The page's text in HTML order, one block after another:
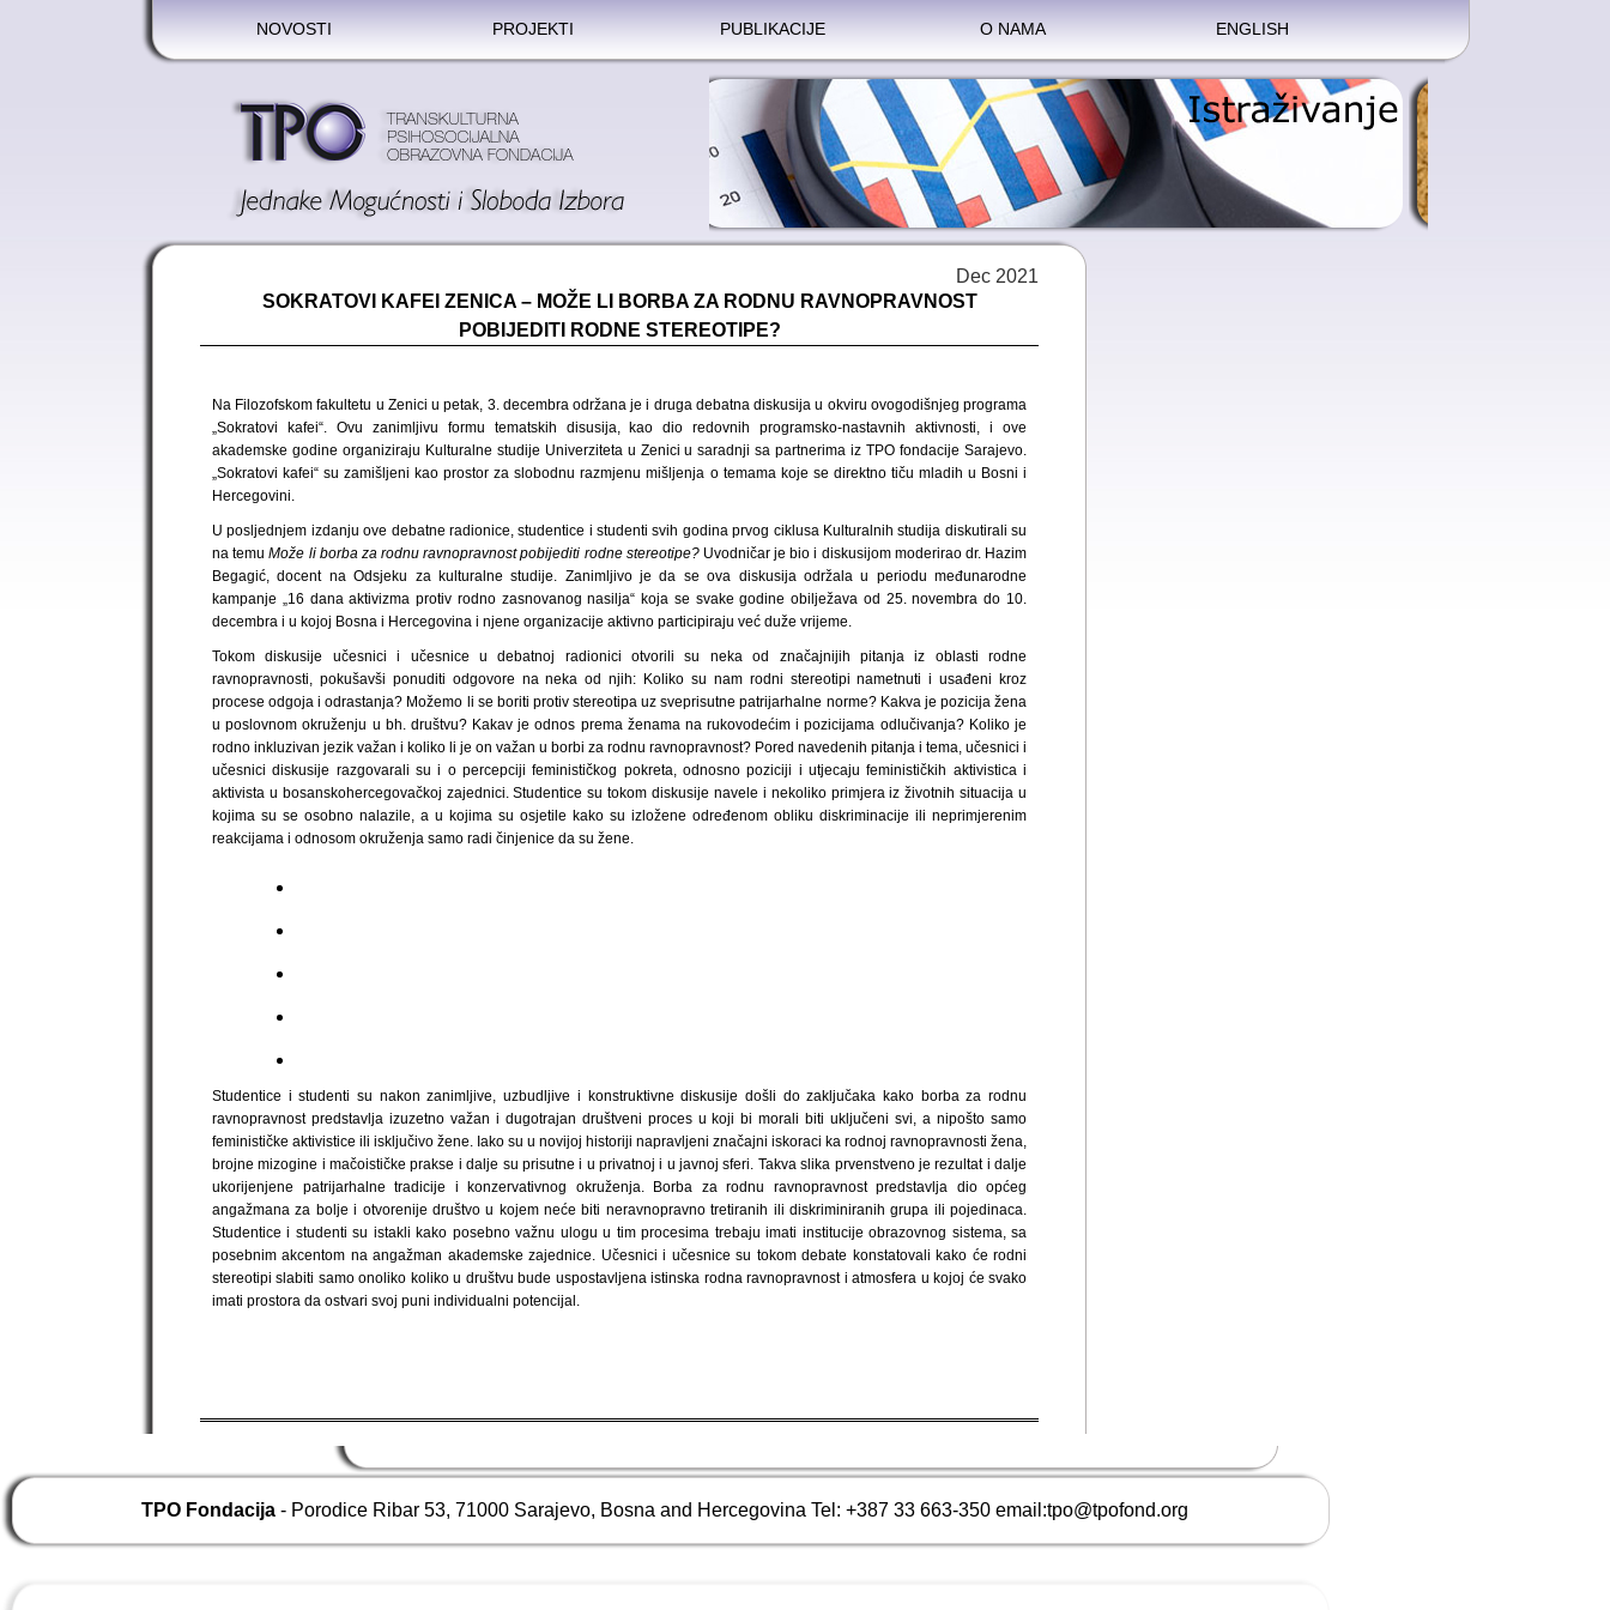
NOVOSTI PROJEKTI PUBLIKACIJE O NAMA ENGLISH
Dec 2021
SOKRATOVI KAFEI ZENICA – MOŽE LI BORBA ZA RODNU RAVNOPRAVNOST
POBIJEDITI RODNE STEREOTIPE?
Na Filozofskom fakultetu u Zenici u petak, 3. decembra održana je i druga debatna diskusija u okviru ovogodišnjeg programa
„Sokratovi kafei“. Ovu zanimljivu formu tematskih disusija, kao dio redovnih programsko-nastavnih aktivnosti, i ove
akademske godine organiziraju Kulturalne studije Univerziteta u Zenici u saradnji sa partnerima iz TPO fondacije Sarajevo.
„Sokratovi kafei“ su zamišljeni kao prostor za slobodnu razmjenu mišljenja o temama koje se direktno tiču mladih u Bosni i
Hercegovini.
U posljednjem izdanju ove debatne radionice, studentice i studenti svih godina prvog ciklusa Kulturalnih studija diskutirali su
na temuMože li borba za rodnu ravnopravnost pobijediti rodne stereotipe?Uvodničar je bio i diskusijom moderirao dr. Hazim
Begagić, docent na Odsjeku za kulturalne studije. Zanimljivo je da se ova diskusija održala u periodu međunarodne
kampanje „16 dana aktivizma protiv rodno zasnovanog nasilja“ koja se svake godine obilježava od 25. novembra do 10.
decembra i u kojoj Bosna i Hercegovina i njene organizacije aktivno participiraju već duže vrijeme.
Tokom diskusije učesnici i učesnice u debatnoj radionici otvorili su neka od značajnijih pitanja iz oblasti rodne
ravnopravnosti, pokušavši ponuditi odgovore na neka od njih: Koliko su nam rodni stereotipi nametnuti i usađeni kroz
procese odgoja i odrastanja? Možemo li se boriti protiv stereotipa uz sveprisutne patrijarhalne norme? Kakva je pozicija žena
u poslovnom okruženju u bh. društvu? Kakav je odnos prema ženama na rukovodećim i pozicijama odlučivanja? Koliko je
rodno inkluzivan jezik važan i koliko li je on važan u borbi za rodnu ravnopravnost? Pored navedenih pitanja i tema, učesnici i
učesnici diskusije razgovarali su i o percepciji feminističkog pokreta, odnosno poziciji i utjecaju feminističkih aktivistica i
aktivista u bosanskohercegovačkoj zajednici. Studentice su tokom diskusije navele i nekoliko primjera iz životnih situacija u
kojima su se osobno nalazile, a u kojima su osjetile kako su izložene određenom obliku diskriminacije ili neprimjerenim
reakcijama i odnosom okruženja samo radi činjenice da su žene.
Studentice i studenti su nakon zanimljive, uzbudljive i konstruktivne diskusije došli do zaključaka kako borba za rodnu
ravnopravnost predstavlja izuzetno važan i dugotrajan društveni proces u koji bi morali biti uključeni svi, a nipošto samo
feminističke aktivistice ili isključivo žene. Iako su u novijoj historiji napravljeni značajni iskoraci ka rodnoj ravnopravnosti žena,
brojne mizogine i mačoističke prakse i dalje su prisutne i u privatnoj i u javnoj sferi. Takva slika prvenstveno je rezultat i dalje
ukorijenjene patrijarhalne tradicije i konzervativnog okruženja. Borba za rodnu ravnopravnost predstavlja dio općeg
angažmana za bolje i otvorenije društvo u kojem neće biti neravnopravno tretiranih ili diskriminiranih grupa ili pojedinaca.
Studentice i studenti su istakli kako posebno važnu ulogu u tim procesima trebaju imati institucije obrazovnog sistema, sa
posebnim akcentom na angažman akademske zajednice. Učesnici i učesnice su tokom debate konstatovali kako će rodni
stereotipi slabiti samo onoliko koliko u društvu bude uspostavljena istinska rodna ravnopravnost i atmosfera u kojoj će svako
imati prostora da ostvari svoj puni individualni potencijal.
TPO Fondacija - Porodice Ribar 53, 71000 Sarajevo, Bosna and Hercegovina Tel: +387 33 663-350 email:tpo@tpofond.org